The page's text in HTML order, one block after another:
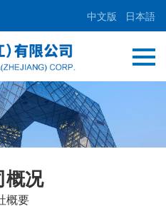
中文版 日本語
概况
概要